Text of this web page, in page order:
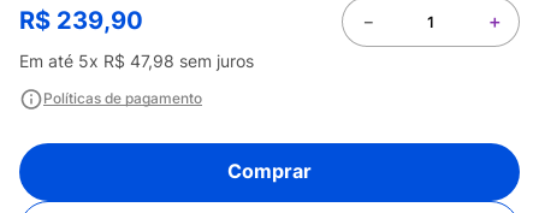
R$ 239,90
Em até 5x R$ 47,98 sem juros
＋
－
Políticas de pagamento
Comprar